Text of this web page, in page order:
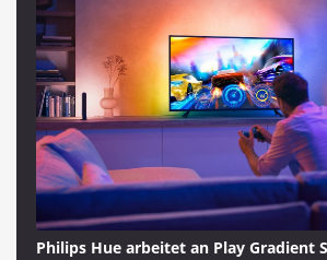
Philips Hue arbeitet an Play Gradient